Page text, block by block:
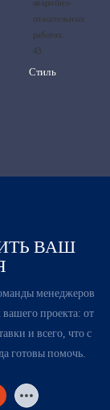
Стиль
ВАШ
менеджеров
проекта: от
и всего, что с
готовы помочь.